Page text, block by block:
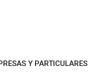
Y PARTICULARES